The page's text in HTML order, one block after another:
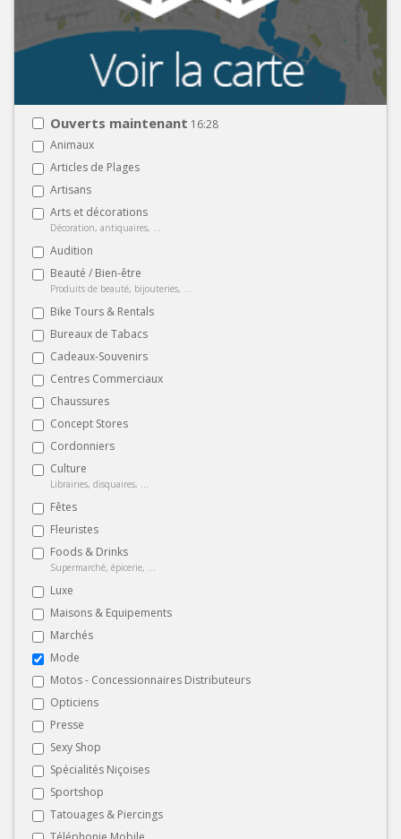
Ouverts maintenant 16:28
Animaux
Articles de Plages
Artisans
Arts et décorations
Décoration, antiquaires, ...
Audition
Beauté / Bien-être
Produits de beauté, bijouteries, ...
Bike Tours & Rentals
Bureaux de Tabacs
Cadeaux-Souvenirs
Centres Commerciaux
Chaussures
Concept Stores
Cordonniers
Culture
Librairies, disquaires, ...
Fêtes
Fleuristes
Foods & Drinks
Supermarché, épicerie, ...
Luxe
Maisons & Equipements
Marchés
Mode
Motos - Concessionnaires Distributeurs
Opticiens
Presse
Sexy Shop
Spécialités Niçoises
Sportshop
Tatouages & Piercings